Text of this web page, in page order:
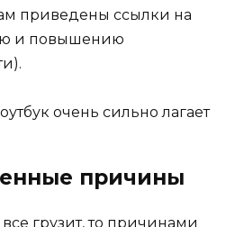
приведены ссылки на
и повышению
причины
грузит, то причинами